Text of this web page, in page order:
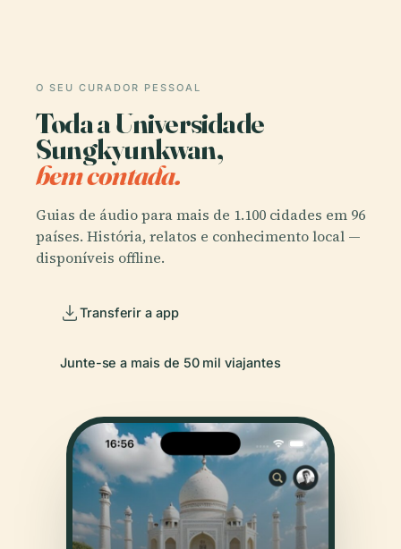
O SEU CURADOR PESSOAL
Toda a Universidade
Sungkyunkwan,
bem contada.
Guias de áudio para mais de 1.100 cidades em 96
países. História, relatos e conhecimento local —
disponíveis offline.
Transferir a app
Junte-se a mais de 50 mil viajantes